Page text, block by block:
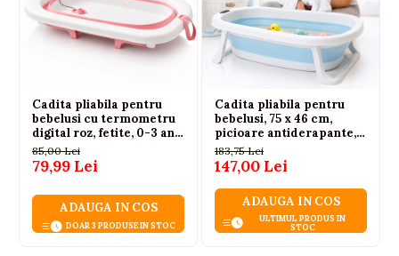
Cadita pliabila pentru
bebelusi cu termometru
digital roz, fetite, 0-3 ani,
antiderapanta 75 cm
85,00 Lei
79,99 Lei
ADAUGA IN COS
DOAR 3 PRODUSE IN STOC
Cadita pliabila pentru
bebelusi, 75 x 46 cm,
picioare antiderapante,
carlig pentru agatare,
fara ftalati, albastra, 0+
183,75 Lei
147,00 Lei
ADAUGA IN COS
ULTIMUL PRODUS IN
STOC